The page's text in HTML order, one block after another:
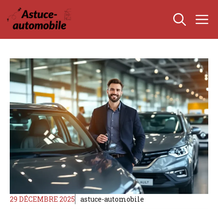
au
contenu
29 DÉCEMBRE 2025 astuce-automobile